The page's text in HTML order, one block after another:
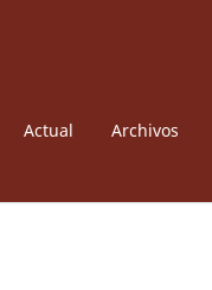
Actual Archivos